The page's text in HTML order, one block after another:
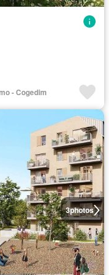
- Cogedim
3photos